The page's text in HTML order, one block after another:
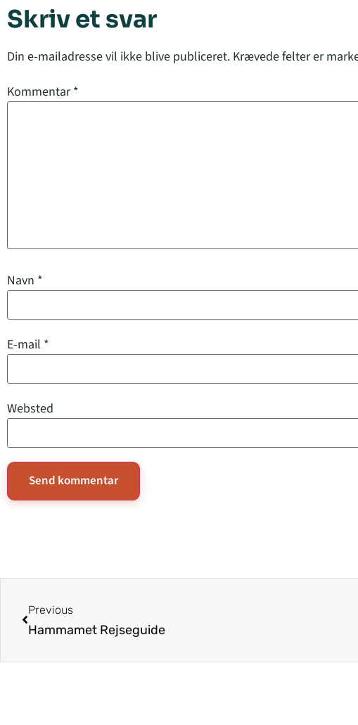
Skriv et svar
Din e-mailadresse vil ikke blive publiceret. Krævede felter er
Kommentar*
Navn *
E-mail *
Websted
Previous
Hammamet Rejseguide